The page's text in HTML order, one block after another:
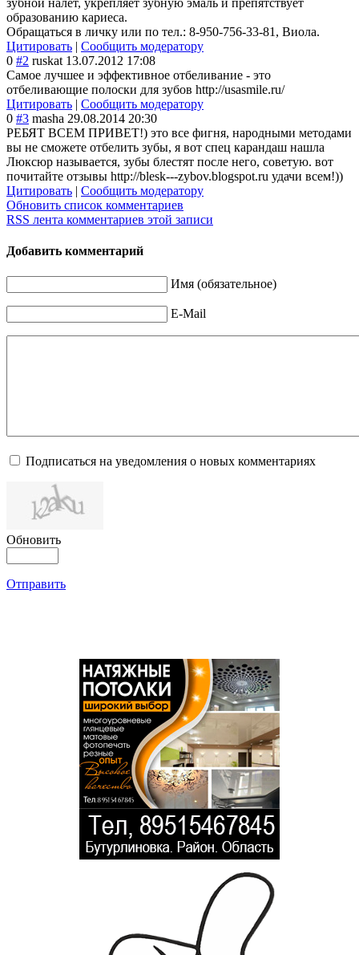
зубной налет, укрепляет зубную эмаль и препятствует
образованию кариеса.
Обращаться в личку или по тел.: 8-950-756-33-81 , Виола.
Цитировать | Сообщить модератору
0 #2 ruskat 13.07.2012 17:08
Самое лучшее и эффективное отбеливание - это
отбеливающие полоски для зубов http://usasmile.ru/
Цитировать | Сообщить модератору
0 #3 masha 29.08.2014 20:30
РЕБЯТ ВСЕМ ПРИВЕТ!) это все фигня, народными методами
вы не сможете отбелить зубы, я вот спец карандаш нашла
Люксюр называется, зубы блестят после него, советую. вот
почитайте отзывы http://blesk---zybov.blogspot.ru удачи всем!))
Цитировать | Сообщить модератору
Обновить список комментариев
RSS лента комментариев этой записи
Добавить комментарий
Имя (обязательное)
E-Mail
Подписаться на уведомления о новых комментариях
Обновить
Отправить